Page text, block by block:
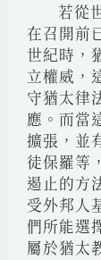
若從
在召開前
世紀時，
立權威，
守猶太律
應。而當
擴張，並
徒保羅等
遏止的方
受外邦人
們所能選
屬於猶太